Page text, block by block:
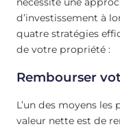
d’investissement à
quatre stratégies
de votre propriété :
Rembourser
L’un des moyens
valeur nette est de